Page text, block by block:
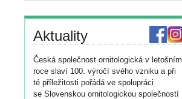
Aktuality
Česká společnost ornitologická v letošním
roce slaví 100. výročí svého vzniku a při
té příležitosti pořádá ve spolupráci
se Slovenskou ornitologickou společností